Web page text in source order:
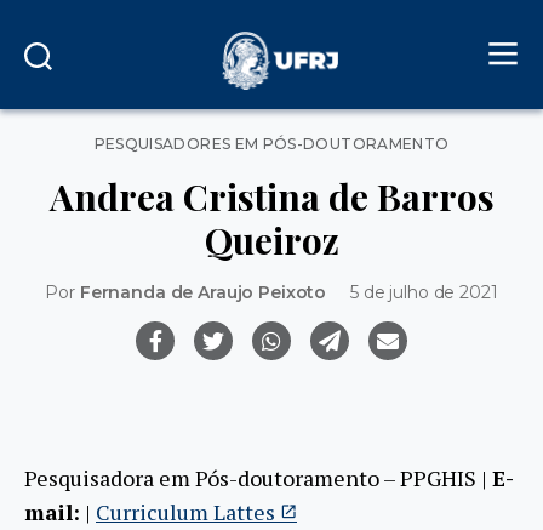
Categorias
PESQUISADORES EM PÓS-DOUTORAMENTO
Andrea Cristina de Barros
Queiroz
Por Fernanda de Araujo Peixoto 5 de julho de 2021
Pesquisadora em Pós-doutoramento – PPGHIS | E-
mail: | Curriculum Lattes